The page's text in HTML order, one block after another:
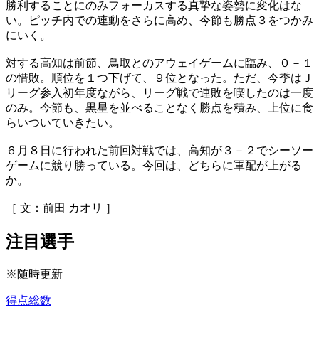
勝利することにのみフォーカスする真摯な姿勢に変化はな
い。ピッチ内での連動をさらに高め、今節も勝点３をつかみ
にいく。
対する高知は前節、鳥取とのアウェイゲームに臨み、０－１
の惜敗。順位を１つ下げて、９位となった。ただ、今季はＪ
リーグ参入初年度ながら、リーグ戦で連敗を喫したのは一度
のみ。今節も、黒星を並べることなく勝点を積み、上位に食
らいついていきたい。
６月８日に行われた前回対戦では、高知が３－２でシーソー
ゲームに競り勝っている。今回は、どちらに軍配が上がる
か。
［ 文：前田 カオリ ］
注目選手
※随時更新
得点総数